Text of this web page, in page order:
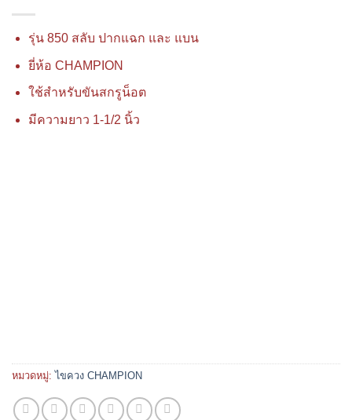
รุ่น 850 สลับ ปากแฉก และ แบน
ยี่ห้อ CHAMPION
ใช้สำหรับขันสกรูน็อต
มีความยาว 1-1/2 นิ้ว
หมวดหมู่:ไขควง CHAMPION